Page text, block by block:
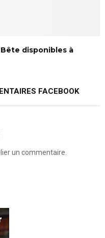
disponibles à
FACEBOOK
un commentaire.